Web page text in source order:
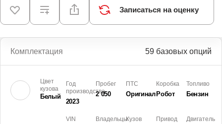
Записаться на оценку
Комплектация 59 базовых опций
Цвет
кузова
Белый
Год
производства
2023
Пробег
2 050
ПТС
Оригинал
Коробка
Робот
Топливо
Бензин
VIN ВладельцыКузов Привод Двигатель